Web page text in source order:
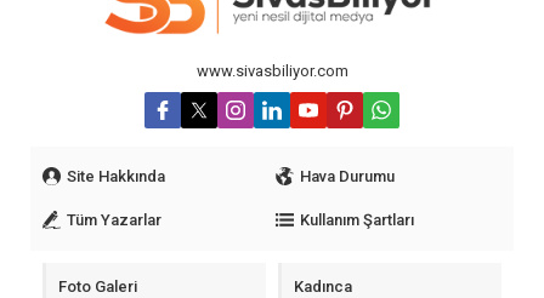
www.sivasbiliyor.com
Site Hakkında Hava Durumu
Tüm Yazarlar Kullanım Şartları
Foto Galeri Kadınca